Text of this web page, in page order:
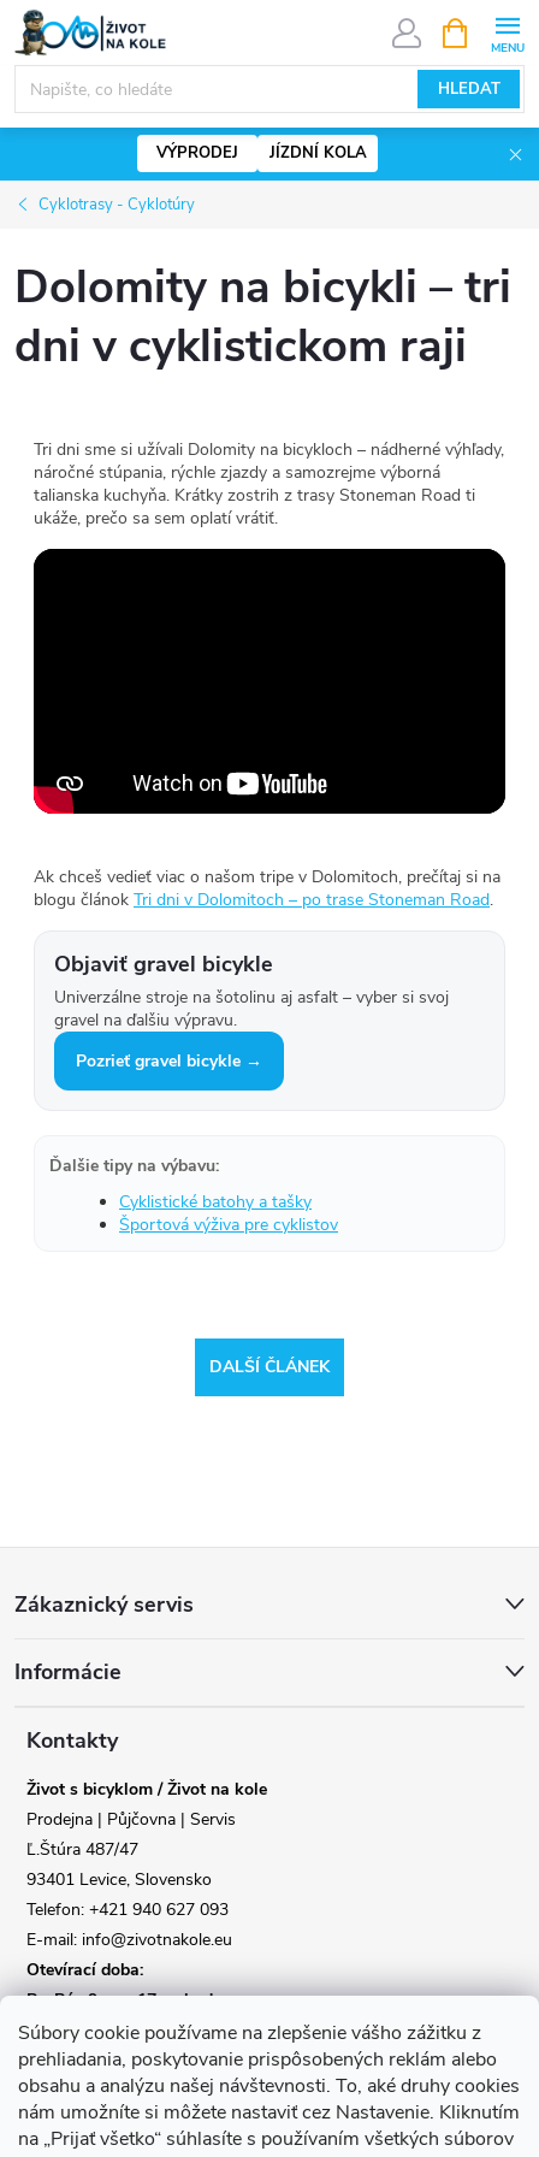
Súbory cookie používame na zlepšenie vášho zážitku z
prehliadania, poskytovanie prispôsobených reklám alebo
obsahu a analýzu našej návštevnosti. To, aké druhy cookies
nám umožníte si môžete nastaviť cez Nastavenie. Kliknutím
na „Prijať všetko“ súhlasíte s používaním všetkých súborov
Přejít
obsah
HLEDAT
NÁKUPNÍ
KOŠÍK
VÝPRODEJ JÍZDNÍ KOLA
Cyklotrasy - Cyklotúry
Dolomity na bicykli – tri
dni v cyklistickom raji
Tri dni sme si užívali Dolomity na bicykloch – nádherné výhľady,
náročné stúpania, rýchle zjazdy a samozrejme výborná
talianska kuchyňa. Krátky zostrih z trasy Stoneman Road ti
ukáže, prečo sa sem oplatí vrátiť.
Ak chceš vedieť viac o našom tripe v Dolomitoch, prečítaj si na
blogu článok Tri dni v Dolomitoch – po trase Stoneman Road.
Objaviť gravel bicykle
Univerzálne stroje na šotolinu aj asfalt – vyber si svoj
gravel na ďalšiu výpravu.
Pozrieť gravel bicykle →
Ďalšie tipy na výbavu:
Cyklistické batohy a tašky
Športová výživa pre cyklistov
DALŠÍ ČLÁNEK
p
Zákaznický servis
Informácie
Kontakty
Život s bicyklom / Život na kole
Prodejna | Půjčovna | Servis
Ľ.Štúra 487/47
93401 Levice, Slovensko
Telefon: +421 940 627 093
E-mail: info@zivotnakole.eu
Otevírací doba:
Po-Pá : 9,oo - 17,oo hod
So : 9,oo - 12,oo | Ne : Zavřeno
Kontaktní formulář
www.zivotnakole.eu - Chat
Reklamace Doprava